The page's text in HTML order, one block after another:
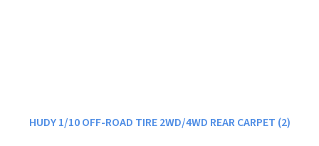
HUDY 1/10 OFF-ROAD TIRE 2WD/4WD REAR CARPET (2)